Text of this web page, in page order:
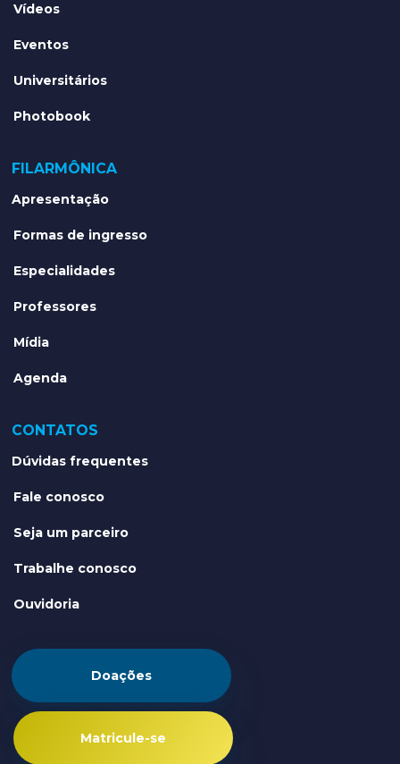
Vídeos
Eventos
Universitários
Photobook
FILARMÔNICA
Apresentação
Formas de ingresso
Especialidades
Professores
Mídia
Agenda
CONTATOS
Dúvidas frequentes
Fale conosco
Seja um parceiro
Trabalhe conosco
Ouvidoria
Doações
Matricule-se